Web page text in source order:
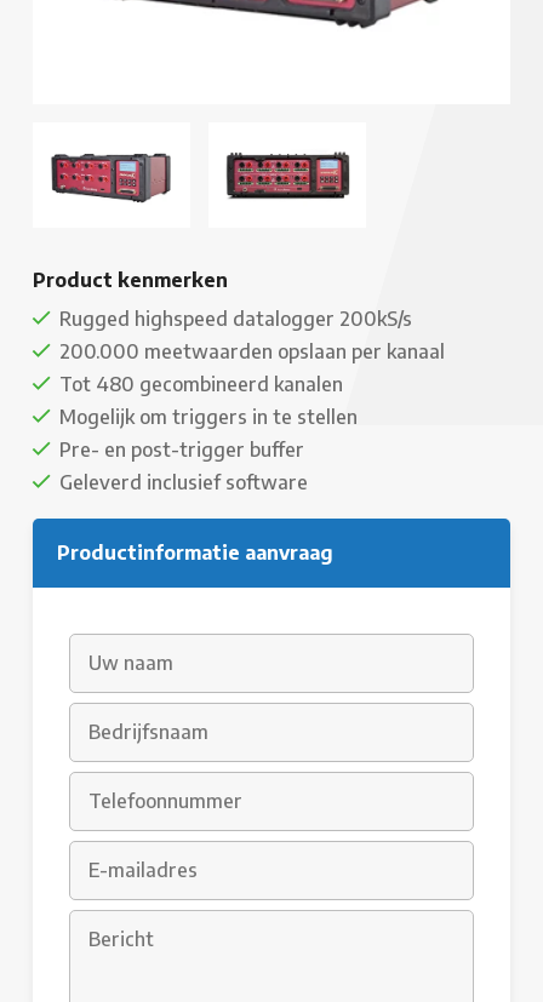
Product kenmerken
Rugged highspeed datalogger 200kS/s
200.000 meetwaarden opslaan per kanaal
Tot 480 gecombineerd kanalen
Mogelijk om triggers in te stellen
Pre- en post-trigger buffer
Geleverd inclusief software
Productinformatie aanvraag